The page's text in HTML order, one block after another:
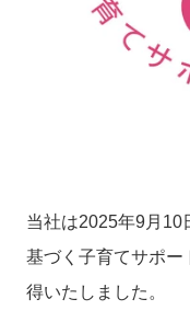
当社は2025年9月10
基づく子育てサポー
得いたしました。